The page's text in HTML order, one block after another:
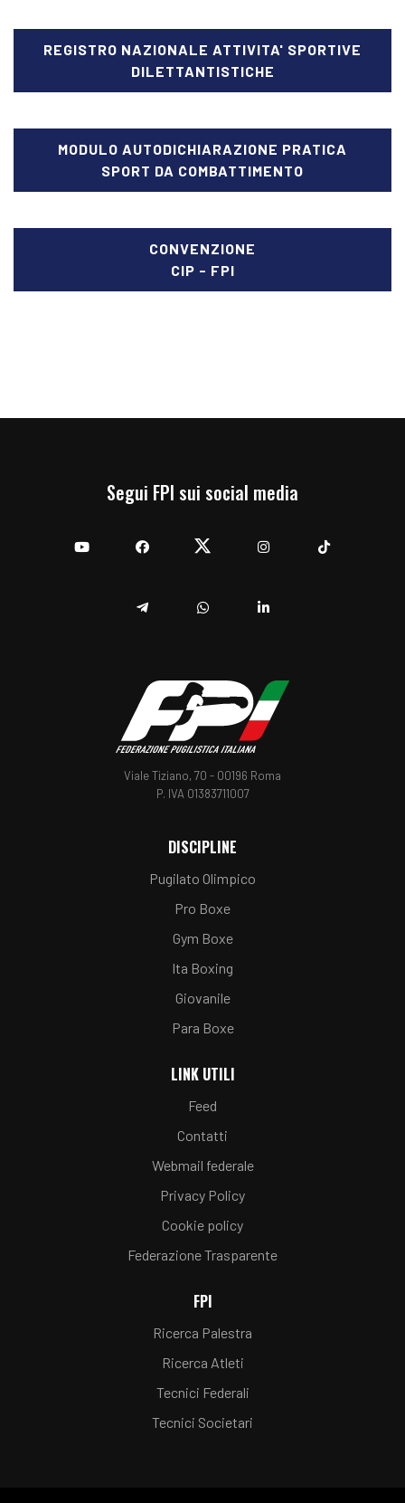
REGISTRO NAZIONALE ATTIVITA' SPORTIVE
DILETTANTISTICHE
MODULO AUTODICHIARAZIONE PRATICA
SPORT DA COMBATTIMENTO
CONVENZIONE
CIP - FPI
Segui FPI sui social media
Viale Tiziano, 70 - 00196 Roma
P. IVA 01383711007
DISCIPLINE
Pugilato Olimpico
Pro Boxe
Gym Boxe
Ita Boxing
Giovanile
Para Boxe
LINK UTILI
Feed
Contatti
Webmail federale
Privacy Policy
Cookie policy
Federazione Trasparente
FPI
Ricerca Palestra
Ricerca Atleti
Tecnici Federali
Tecnici Societari